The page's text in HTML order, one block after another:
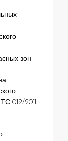
зон
012/2011.